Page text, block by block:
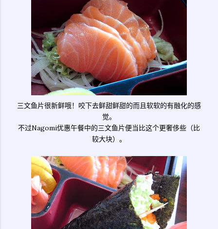
三文鱼片很新鲜哦！咬下去鲜甜鲜甜的而且软软的有融化的感
觉。
不过Nagomi优惠午餐中的三文鱼片便当比这个更奢侈些（比
较大块）。